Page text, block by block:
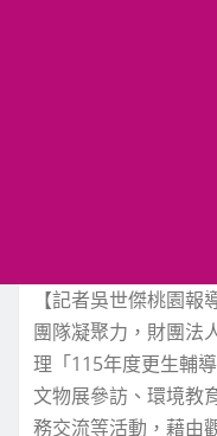
【記者吳世傑桃園
團隊凝聚力，財團法
理「115年度更生輔
文物展參訪、環境教
務交流等活動，藉由